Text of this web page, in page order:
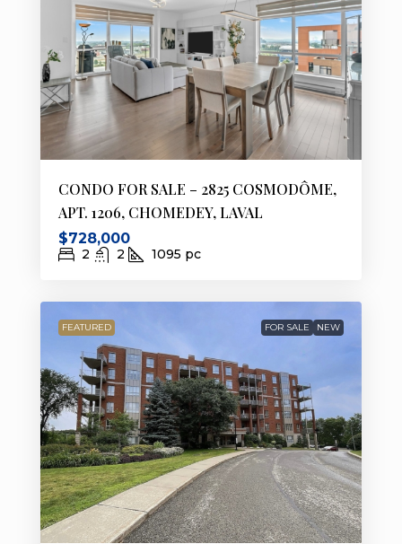
CONDO FOR SALE – 2825 COSMODÔME,
APT. 1206, CHOMEDEY, LAVAL
$728,000
2 2 1095 pc
FEATURED FOR SALE NEW